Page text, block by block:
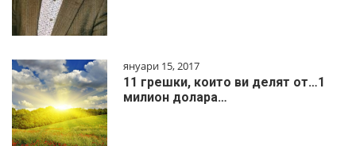
януари 15, 2017
11 грешки, които ви делят от…1
милиoн дoлapa…